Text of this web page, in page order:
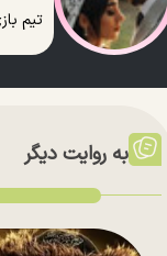
تیم
به روایت دیگر